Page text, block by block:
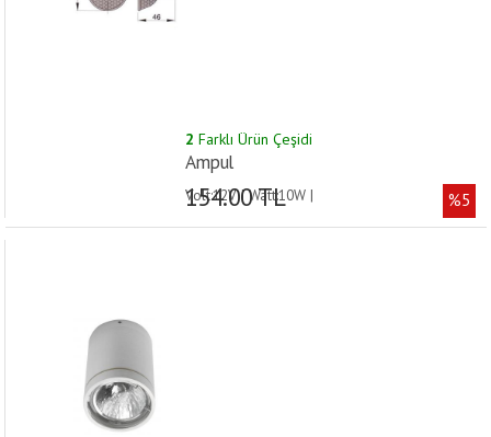
2 Farklı Ürün Çeşidi
Ampul
Volt:12V | Watt:10W |
154.00 TL %5